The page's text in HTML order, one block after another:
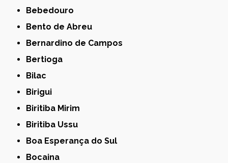
Bebedouro
Bento de Abreu
Bernardino de Campos
Bertioga
Bilac
Birigui
Biritiba Mirim
Biritiba Ussu
Boa Esperança do Sul
Bocaina